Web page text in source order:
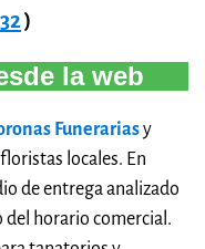
)
la web
Funerariasy
locales. En
de entrega analizado
del horario comercial.